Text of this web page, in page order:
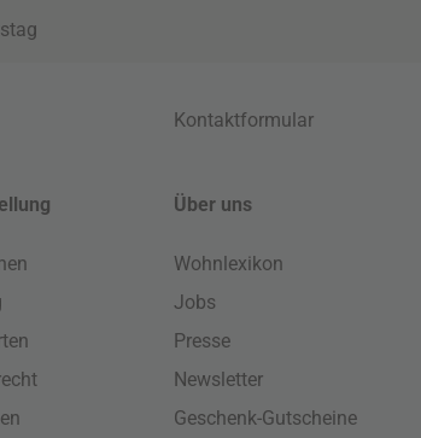
Kontaktformular
Über uns
Wohnlexikon
Jobs
Presse
Newsletter
Geschenk-Gutscheine